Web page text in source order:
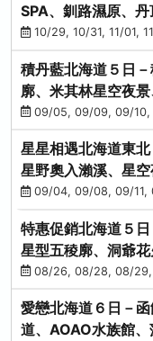
SPA、釧路濕原、
體驗10/29, 10/31, 11/01,
積丹藍北海道５日
廓、米其林星空夜
幻燈遊步道、璀璨
09/05, 09/09, 09/10,
星星相遇北海道東
星野奧入瀨溪、星
和田湖(不進免稅店)
09/04, 09/08, 09/11,
特惠促銷北海道５
星型五稜廓、洞爺
吃到飽
08/26, 08/28, 08/29,
愛戀北海道６日－
道、AOAO水族館、